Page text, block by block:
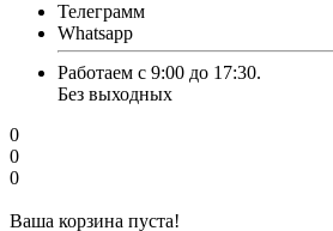
Телеграмм
Whatsapp
Работаем с 9:00 до 17:30.
Без выходных
0
0
0
Ваша корзина пуста!